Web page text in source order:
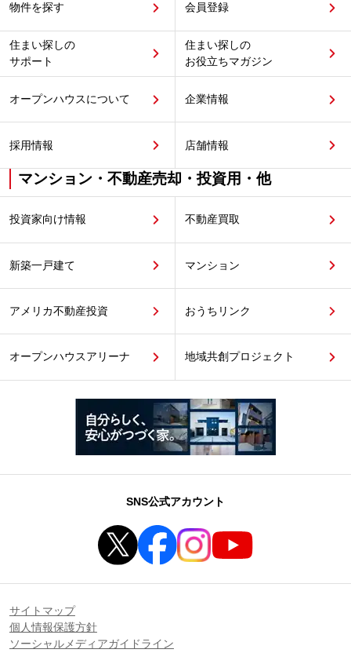
物件を探す 会員登録
住まい探しの
サポート
住まい探しの
お役立ちマガジン
オープンハウスについて 企業情報
採用情報 店舗情報
マンション・不動産売却・投資用・他
投資家向け情報 不動産買取
新築一戸建て マンション
アメリカ不動産投資 おうちリンク
オープンハウスアリーナ 地域共創プロジェクト
SNS公式アカウント
サイトマップ
個人情報保護方針
ソーシャルメディアガイドライン